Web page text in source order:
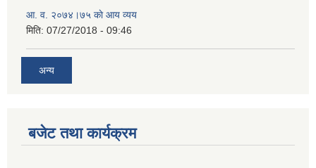
आ‍. व. २०७४।७५ काे आय व्यय
मिति: 07/27/2018 - 09:46
अन्य
बजेट तथा कार्यक्रम